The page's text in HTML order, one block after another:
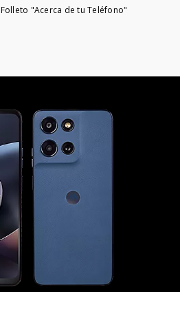
Folleto "Acerca de tu Teléfono"